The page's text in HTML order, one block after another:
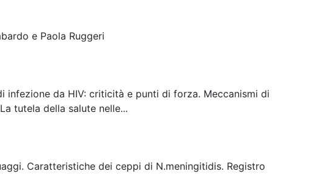
e Paola Ruggeri
da HIV: criticità e punti di forza. Meccanismi di
tutela della salute nelle...
Caratteristiche dei ceppi di N.meningitidis. Registro